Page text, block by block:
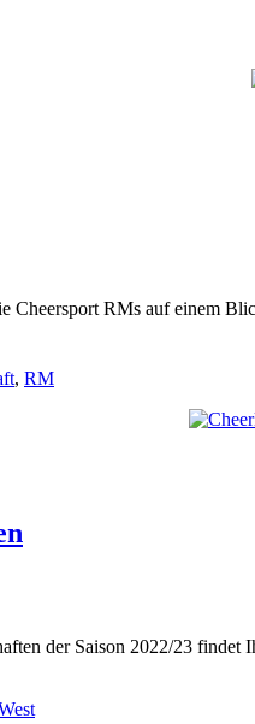
Cheersport RMs auf einem
, RM
der Saison 2022/23 findet